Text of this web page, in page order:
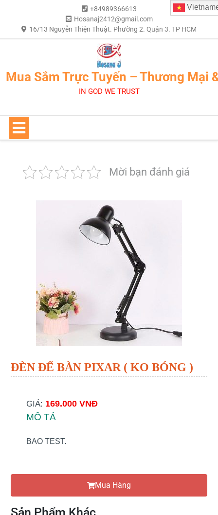
+84989366613
Hosanaj2412@gmail.com
16/13 Nguyễn Thiện Thuật. Phường 2. Quận 3. TP HCM
Mua Sắm Trực Tuyến – Thương Mại
IN GOD WE TRUST
Mời bạn đánh giá
ĐÈN ĐỂ BÀN PIXAR ( KO BÓNG )
GIÁ: 169.000 VNĐ
MÔ TẢ
BAO TEST.
Mua Hàng